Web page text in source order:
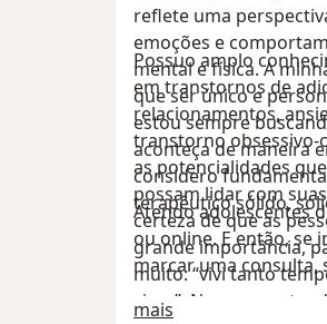
reflete uma
emoções e
mental e física. A
que ser único e
estou sempre
aconteça de maneira
considero
terapêutico sólido,
Possuo amplo
em transtornos de
relacionamentos,
transtorno
as potencialidades
possam lidar com
certeza de que as
grande importância,
muito: “vivi tanto
viver”. Nos meus
Atendo adolescentes
ou online. E então, se
marcar uma consulta,
mais